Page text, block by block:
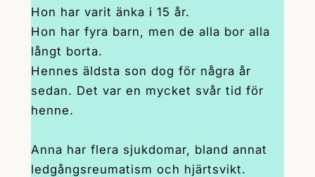
Hon har varit änka i 15 år.
Hon har fyra barn, men de alla bor alla
långt borta.
Hennes äldsta son dog för några år
sedan. Det var en mycket svår tid för
henne.
Anna har flera sjukdomar, bland annat
ledgångsreumatism och hjärtsvikt.